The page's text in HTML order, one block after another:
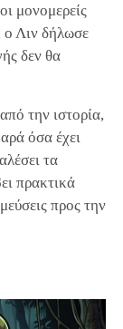
μονομερείς
ο Λιν δήλωσε
δεν θα
την ιστορία,
όσα έχει
τα
πρακτικά
προς την